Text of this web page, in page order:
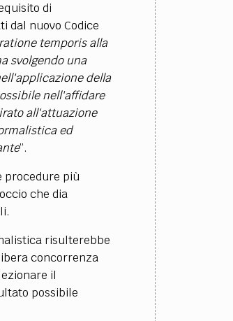
di
dal nuovo Codice
temporis alla
svolgendo una
della
nell'affidare
all'attuazione
ed
”.
procedure più
che dia
risulterebbe
concorrenza
il
possibile